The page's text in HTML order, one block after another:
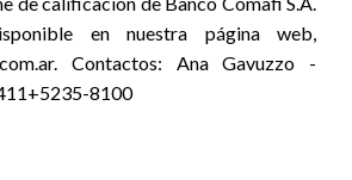
en nuestra página web,
Contactos: Ana Gavuzzo -
8100